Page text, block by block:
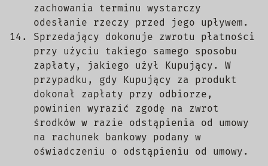
zachowania terminu wystarczy
odesłanie rzeczy przed jego upływem.
Sprzedający dokonuje zwrotu płatności
przy użyciu takiego samego sposobu
zapłaty, jakiego użył Kupujący. W
przypadku, gdy Kupujący za produkt
dokonał zapłaty przy odbiorze,
powinien wyrazić zgodę na zwrot
środków w razie odstąpienia od umowy
na rachunek bankowy podany w
oświadczeniu o odstąpieniu od umowy.